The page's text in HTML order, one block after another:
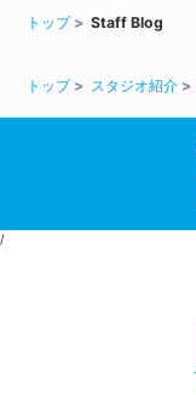
トップ Staff Blog
トップ スタジオ紹介
/